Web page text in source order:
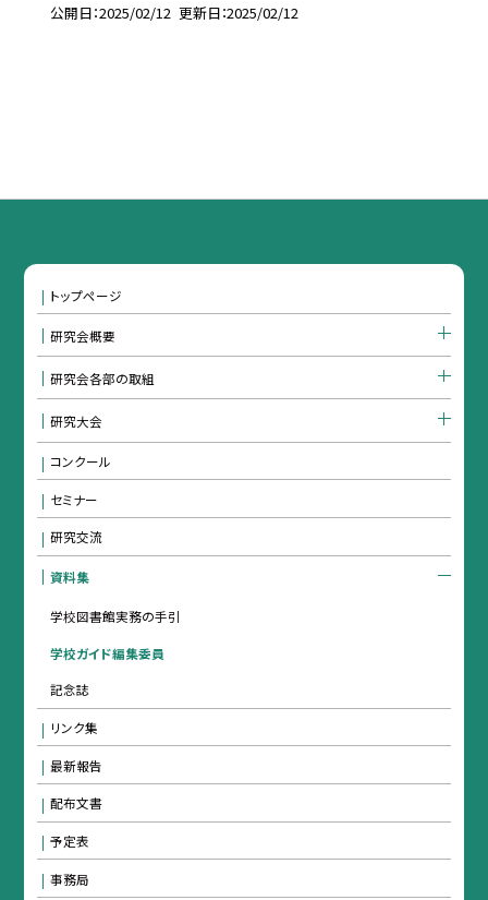
公開日 2025/02/12 更新日 2025/02/12
トップページ
研究会概要
研究会各部の取組
研究大会
コンクール
セミナー
研究交流
資料集
学校図書館実務の手引
学校ガイド編集委員
記念誌
リンク集
最新報告
配布文書
予定表
事務局